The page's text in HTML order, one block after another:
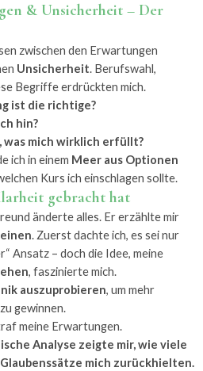
& Unsicherheit – Der
zwischen den Erwartungen
Unsicherheit. Berufswahl,
Begriffe erdrückten mich.
ist die richtige?
hin?
was mich wirklich erfüllt?
ich in einem Meer aus Optionen
Kurs ich einschlagen sollte.
gebracht hat
änderte alles. Er erzählte mir
. Zuerst dachte ich, es sei nur
Ansatz – doch die Idee, meine
, faszinierte mich.
auszuprobieren, um mehr
gewinnen.
meine Erwartungen.
Analyse zeigte mir, wie viele
mich zurückhielten.